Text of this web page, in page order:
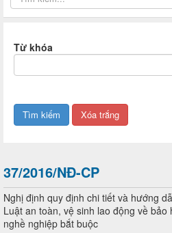
Từ khóa
37/2016/NĐ-CP
Nghị định quy định chi tiết và hướng
Luật an toàn, vệ sinh lao động về
nghề nghiệp bắt buộc